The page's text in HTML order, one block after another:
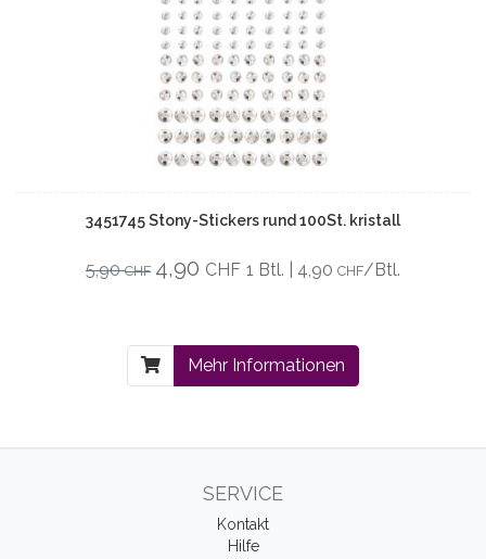
3451745 Stony-Stickers rund 100St. kristall
5,90CHF 4,90 CHF 1 Btl. | 4,90 CHF/Btl.
Mehr Informationen
SERVICE
Kontakt
Hilfe